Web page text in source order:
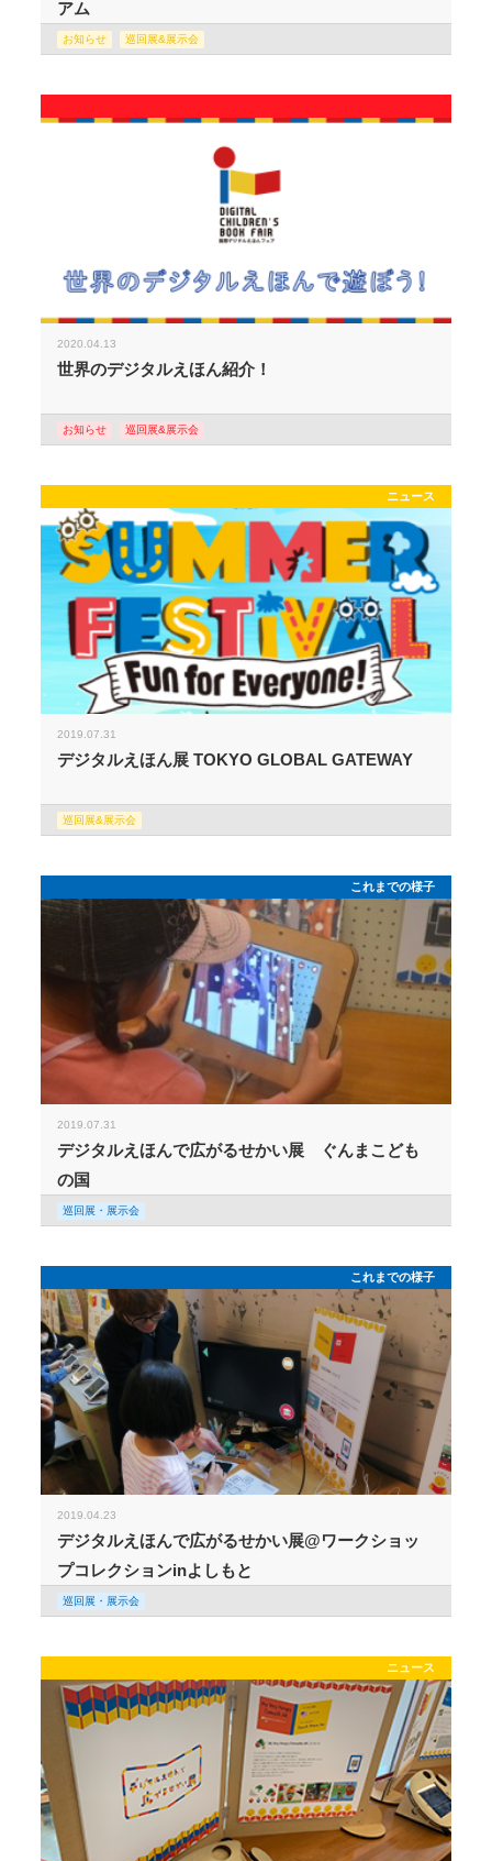
アム
お知らせ 巡回展&展示会
2020.04.13
世界のデジタルえほん紹介！
お知らせ 巡回展&展示会
ニュース
2019.07.31
デジタルえほん展 TOKYO GLOBAL GATEWAY
巡回展&展示会
これまでの様子
2019.07.31
デジタルえほんで広がるせかい展 ぐんまこども
の国
巡回展・展示会
これまでの様子
2019.04.23
デジタルえほんで広がるせかい展@ワークショッ
プコレクションinよしもと
巡回展・展示会
ニュース